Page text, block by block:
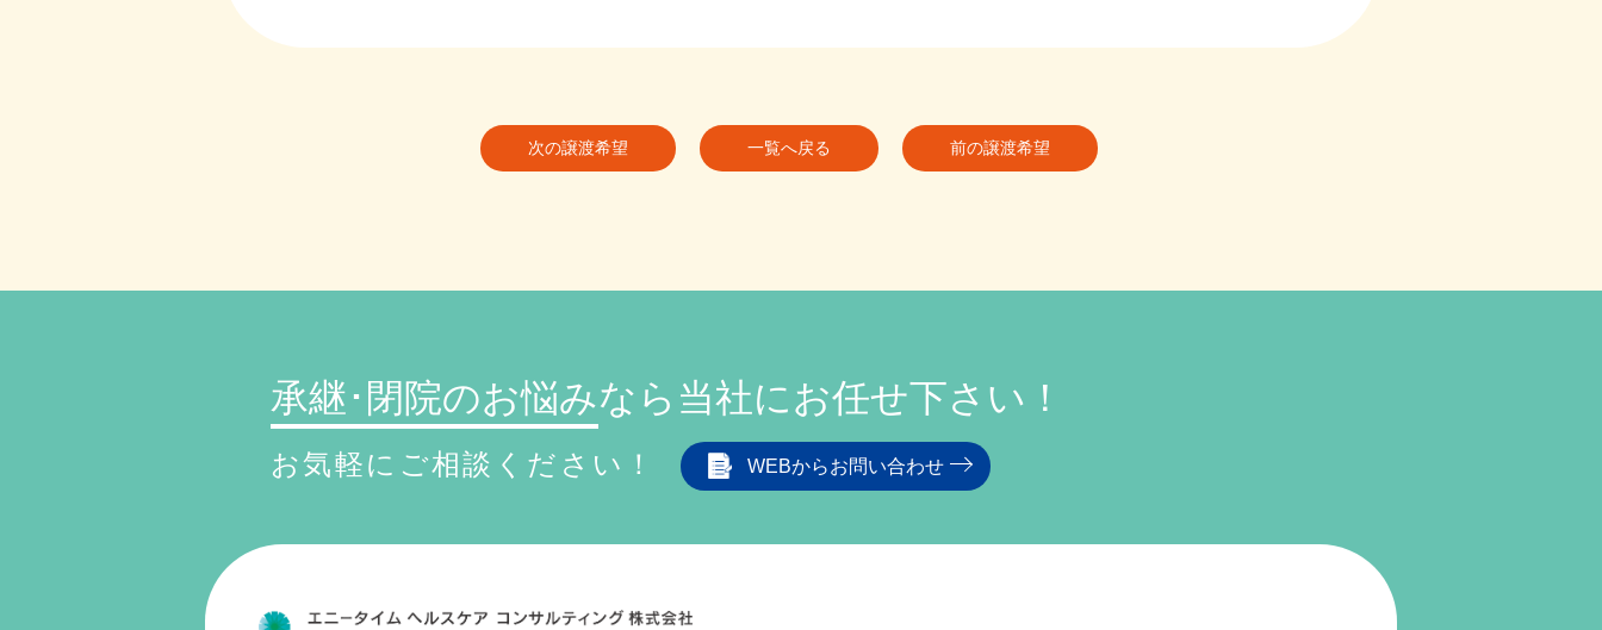
次の譲渡希望 一覧へ戻る 前の譲渡希望
承継･閉院のお悩みなら 当社にお任せ下さい！
お気軽にご相談ください！ WEBからお問い合わせ